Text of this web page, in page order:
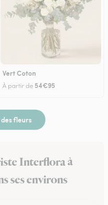
Vert Coton
À partir de 54€95
fleurs
Interflora à
ses environs